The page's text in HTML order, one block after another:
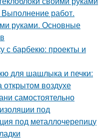
Выполнение работ.
руками. Основные
с барбекю: проекты и
для шашлыка и печки:
открытом воздухе
самостоятельно
под
под металлочерепицу